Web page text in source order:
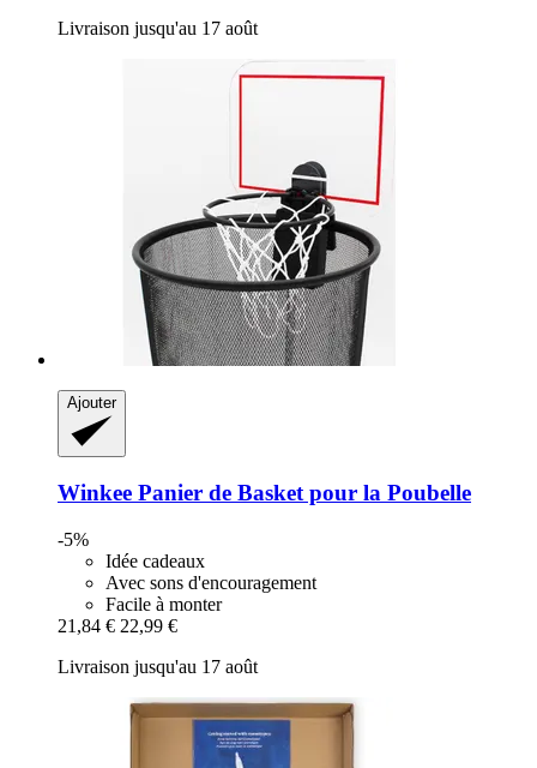
Livraison jusqu'au 17 août
Ajouter
Winkee Panier de Basket pour la Poubelle
-5%
Idée cadeaux
Avec sons d'encouragement
Facile à monter
21,84 € 22,99 €
Livraison jusqu'au 17 août